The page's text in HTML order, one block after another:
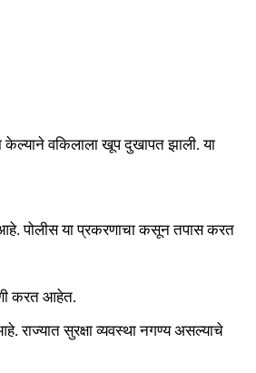
केल्याने वकिलाला खूप दुखापत झाली. या
पोलीस या प्रकरणाचा कसून तपास करत
करत आहेत.
राज्यात सुरक्षा व्यवस्था नगण्य असल्याचे